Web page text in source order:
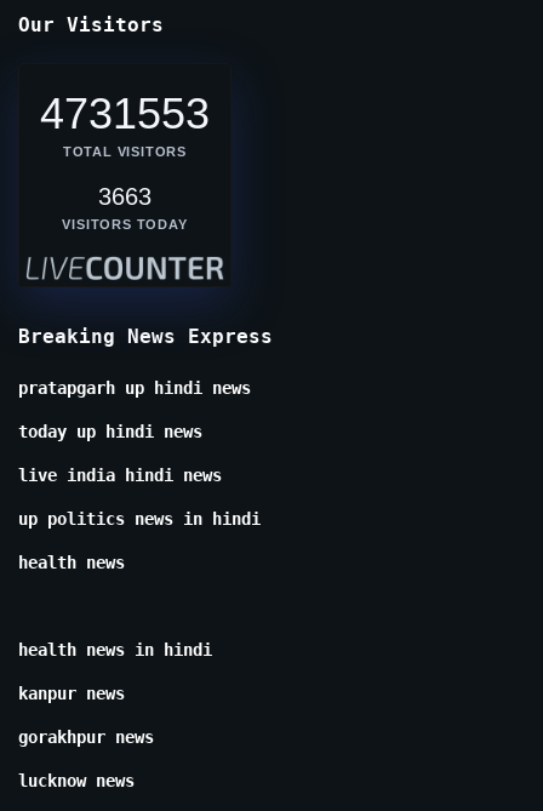
Our Visitors
4731553
TOTAL VISITORS
3663
VISITORS TODAY
Breaking News Express
pratapgarh up hindi news
today up hindi news
live india hindi news
up politics news in hindi
health news
health news in hindi
kanpur news
gorakhpur news
lucknow news